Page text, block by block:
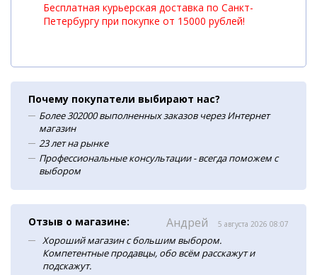
Бесплатная курьерская доставка по Санкт-
Петербургу при покупке от 15000 рублей!
Почему покупатели выбирают нас?
Более 302000 выполненных заказов через Интернет
магазин
23 лет на рынке
Профессиональные консультации - всегда поможем с
выбором
Отзыв о магазине: Андрей 5 августа 2026 08:07
Хороший магазин с большим выбором.
Компетентные продавцы, обо всём расскажут и
подскажут.